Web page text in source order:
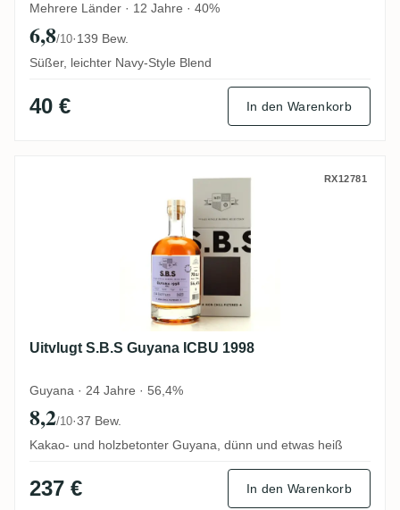
Mehrere Länder · 12 Jahre · 40%
6,8/10·139 Bew.
Süßer, leichter Navy-Style Blend
40 € In den Warenkorb
Uitvlugt S.B.S Guyana ICBU 1998 RX12781
Uitvlugt S.B.S Guyana ICBU 1998
Guyana · 24 Jahre · 56,4%
8,2/10·37 Bew.
Kakao- und holzbetonter Guyana, dünn und etwas heiß
237 € In den Warenkorb